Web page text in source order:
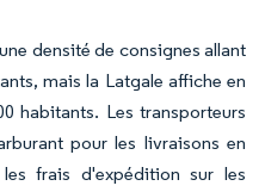
densité de consignes allant
mais la Latgale affiche en
habitants. Les transporteurs
pour les livraisons en
frais d'expédition sur les